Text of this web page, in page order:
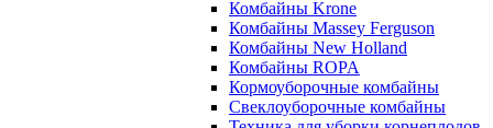
Комбайны Krone
Комбайны Massey Ferguson
Комбайны New Holland
Комбайны ROPA
Кормоуборочные комбайны
Свеклоуборочные комбайны